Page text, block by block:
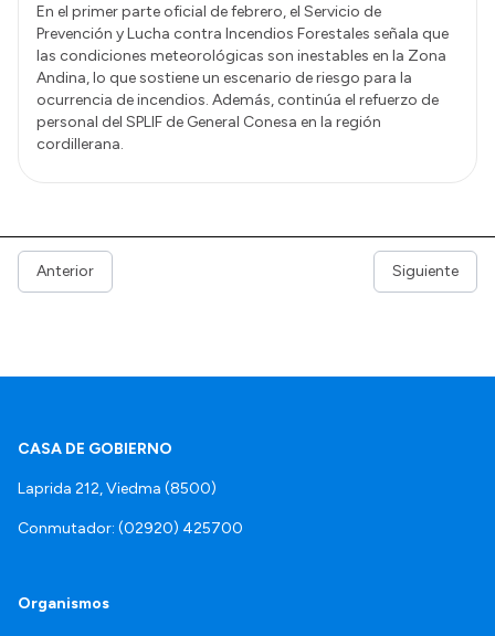
En el primer parte oficial de febrero, el Servicio de
Prevención y Lucha contra Incendios Forestales señala que
las condiciones meteorológicas son inestables en la Zona
Andina, lo que sostiene un escenario de riesgo para la
ocurrencia de incendios. Además, continúa el refuerzo de
personal del SPLIF de General Conesa en la región
cordillerana.
Anterior Siguiente
CASA DE GOBIERNO
Laprida 212, Viedma (8500)
Conmutador: (02920) 425700
Organismos